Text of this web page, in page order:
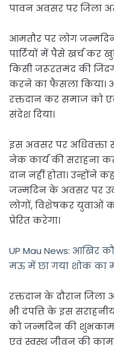
पावन अवसर पर जिला
आमतौर पर लोग
पार्टियों में पैसे खर्च कर
किसी जरूरतमंद की
करने का फैसला किया।
रक्तदान कर समाज को
संदेश दिया।
इस अवसर पर अधिवक्ता
नेक कार्य की सराहना
दान नहीं होता। उन्होंने
जन्मदिन के अवसर पर
लोगों, विशेषकर युवाओं
प्रेरित करेगा।
UP Mau News: आखिर
मऊ में छा गया शोक का
रक्तदान के दौरान
भी दंपत्ति के इस
को जन्मदिन की
एवं स्वस्थ जीवन की